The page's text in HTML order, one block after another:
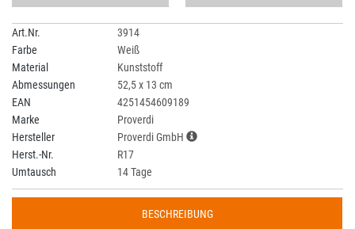
Art.Nr.
3914
Farbe
Weiß
Material
Kunststoff
Abmessungen
52,5 x 13 cm
EAN
4251454609189
Marke
Proverdi
Hersteller
Proverdi GmbH
Herst.-Nr.
R17
Umtausch
14 Tage
BESCHREIBUNG